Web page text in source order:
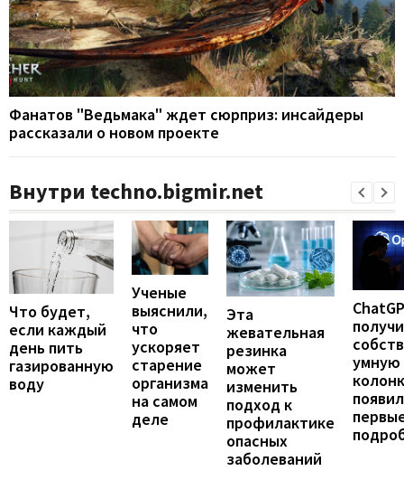
Фанатов "Ведьмака" ждет сюрприз: инсайдеры
рассказали о новом проекте
Внутри techno.bigmir.net
Что будет,
если каждый
день пить
газированную
воду
Ученые
выяснили,
что
ускоряет
старение
организма
на самом
деле
Эта
жевательная
резинка
может
изменить
подход к
профилактике
опасных
заболеваний
умную